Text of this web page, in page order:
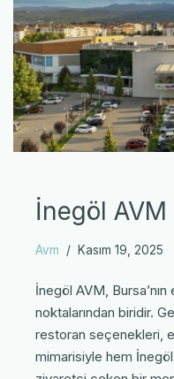
İnegöl AVM
Avm Kasım 19, 2025
İnegöl AVM,
noktalarından biridir.
restoran seçenekleri,
mimarisiyle hem